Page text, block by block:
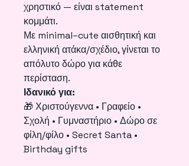
χρηστικό — είναι statement
κομμάτι.
Με minimal–cute αισθητική και
ελληνική ατάκα/σχέδιο, γίνεται το
απόλυτο δώρο για κάθε
περίσταση.
Ιδανικό για:
🎁 Χριστούγεννα • Γραφείο •
Σχολή • Γυμναστήριο • Δώρο σε
φίλη/φίλο • Secret Santa •
Birthday gifts